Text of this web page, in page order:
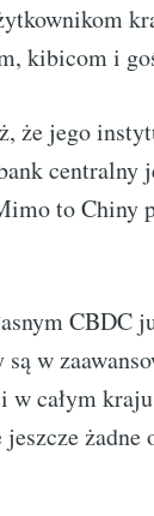
kibicom i
że jego
centralny
to Chiny
CBDC
są w
całym